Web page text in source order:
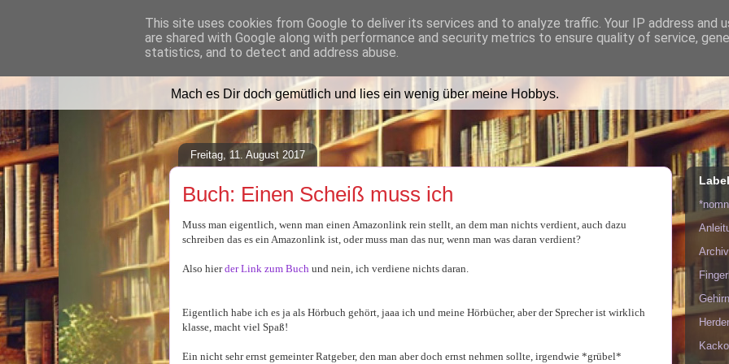
Lilafusselfee lädt Dich in ihr Wohnzimmer
Mach es Dir doch gemütlich und lies ein wenig über meine Hobbys.
Freitag, 11. August 2017
Buch: Einen Scheiß muss ich
Muss man eigentlich, wenn man einen Amazonlink rein stellt, an dem man nichts verdient, auch dazu
schreiben das es ein Amazonlink ist, oder muss man das nur, wenn man was daran verdient?
Also hierder Link zum Buch und nein, ich verdiene nichts daran.
Eigentlich habe ich es ja als Hörbuch gehört, jaaa ich und meine Hörbücher, aber der Sprecher ist wirklich
klasse, macht viel Spaß!
Ein nicht sehr ernst gemeinter Ratgeber, den man aber doch ernst nehmen sollte, irgendwie *grübel*
Archiv
This site uses cookies from Google to deliver its services and to analyze traffic. Your IP address and
are shared with Google along with performance and security metrics to ensure quality of service,
statistics, and to detect and address abuse.